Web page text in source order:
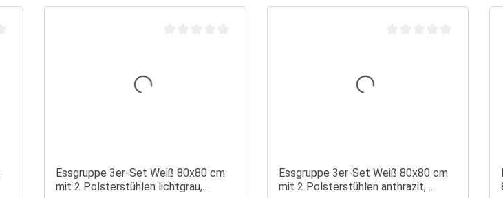
Essgruppe 3er-Set Weiß 80x80 cm
mit 2 Polsterstühlen lichtgrau,
Essgruppe 3er-Set Weiß 80x80 cm
mit 2 Polsterstühlen anthrazit,